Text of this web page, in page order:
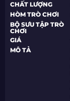
CHẤT LƯỢNG
HÒM TRÒ CHƠI
BỘ SƯU TẬP TRÒ
CHƠI
GIÁ
MÔ TẢ